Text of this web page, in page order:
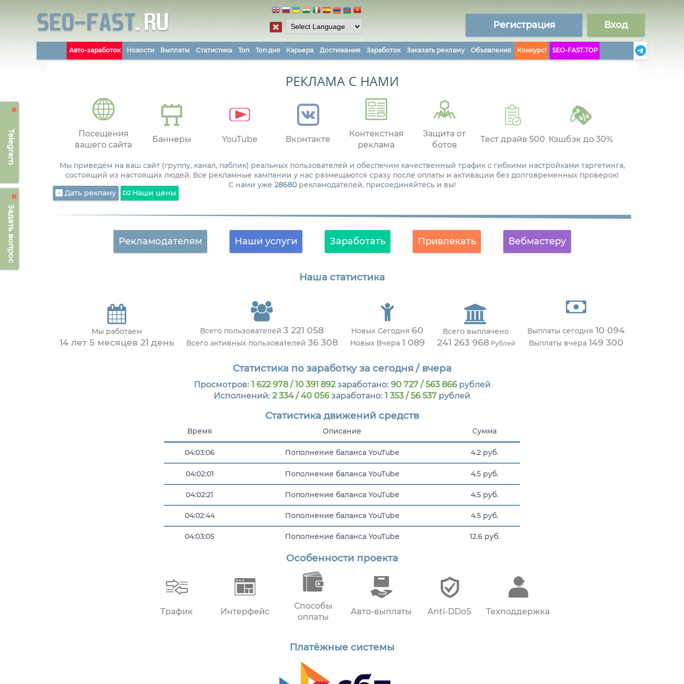
Telegram
Задать вопрос
Регистрация Вход
Авто-заработок Новости Выплаты Статистика Топ Топ дня Карьера Достижения Заработок Заказать рекламу Объявления Конкурс! SEO-FAST.TOP
РЕКЛАМА С НАМИ
Посещения
вашего сайта
Баннеры YouTube Вконтакте
Контекстная
реклама
Защита от
ботов
Тест драйв 500 Кэшбэк до 30%
Мы приведём на ваш сайт (группу, канал, паблик) реальных пользователей и обеспечим качественный трафик с гибкими настройками таргетинга,
состоящий из настоящих людей. Все рекламные кампании у нас размещаются сразу после оплаты и активации без долговременных проверок!
С нами уже 28680рекламодателей, присоединяйтесь и вы!
Дать рекламу
Наши цены
Рекламодателям Наши услуги Заработать Привлекать Вебмастеру
Наша статистика
Мы работаем
14 лет 5 месяцев 21 день
Всего пользователей 3 221 058
Всего активных пользователей 36 308
Новых Сегодня 60
Новых Вчера 1 089
Всего выплачено
241 263 968Рублей
Выплаты сегодня 10 094
Выплаты вчера 149 300
Статистика по заработку за сегодня / вчера
Просмотров: 1 622 978 / 10 391 892заработано: 90 727 / 563 866рублей
Исполнений: 2 334 / 40 056 заработано: 1 353 / 56 537 рублей
Статистика движений средств
Время Описание Сумма
04:03:06 Пополнение баланса YouTube 4.2 руб.
04:02:01 Пополнение баланса YouTube 4.5 руб.
04:02:21 Пополнение баланса YouTube 4.5 руб.
04:02:44 Пополнение баланса YouTube 4.5 руб.
04:03:05 Пополнение баланса YouTube 12.6 руб.
Пополнение баланса YouTube
Особенности проекта
Трафик Интерфейс
Способы
оплаты
Авто-выплаты Anti-DDoS Техподдержка
Платёжные системы